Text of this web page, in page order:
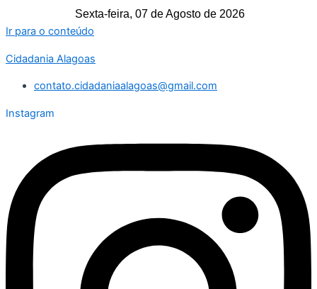
Sexta-feira, 07 de Agosto de 2026
Ir para o conteúdo
Cidadania Alagoas
contato.cidadaniaalagoas@gmail.com
Instagram